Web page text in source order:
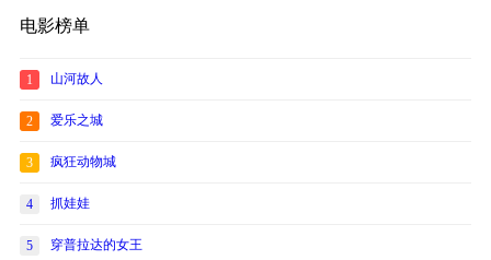
电影榜单
1 山河故人
2 爱乐之城
3 疯狂动物城
4 抓娃娃
5 穿普拉达的女王